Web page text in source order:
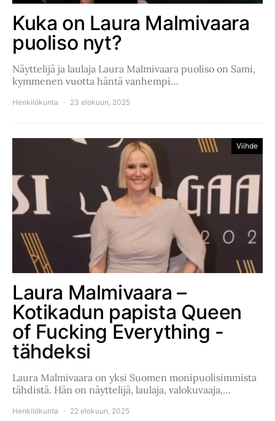
Kuka on Laura Malmivaara
puoliso nyt?
Näyttelijä ja laulaja Laura Malmivaara puoliso on Sami,
kymmenen vuotta häntä vanhempi…
Henkilökunta 23 elokuun, 2025
Viihde
Laura Malmivaara –
Kotikadun papista Queen
of Fucking Everything -
tähdeksi
Laura Malmivaara on yksi Suomen monipuolisimmista
tähdistä. Hän on näyttelijä, laulaja, valokuvaaja,…
Henkilökunta 22 elokuun, 2025